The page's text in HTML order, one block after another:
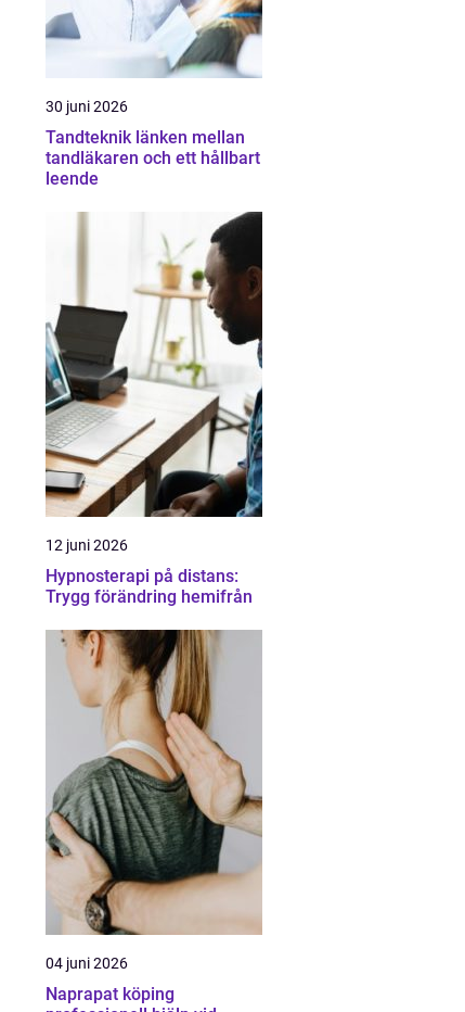
30 juni 2026
Tandteknik länken mellan
tandläkaren och ett hållbart
leende
12 juni 2026
Hypnosterapi på distans:
Trygg förändring hemifrån
04 juni 2026
Naprapat köping